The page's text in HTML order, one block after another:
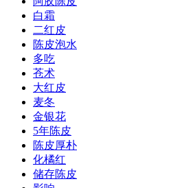
白霜
二红皮
陈皮泡水
多吃
苍术
大红皮
麦冬
金银花
5年陈皮
陈皮厚朴
化橘红
储存陈皮